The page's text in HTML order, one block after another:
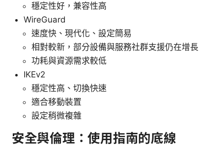
穩定性好，兼容性高
WireGuard
速度快、現代化、設定簡易
相對較新，部分設備與服務社群支援仍在增長
功耗與資源需求較低
IKEv2
穩定性高、切換快速
適合移動裝置
設定稍微複雜
安全與倫理：使用指南的底線